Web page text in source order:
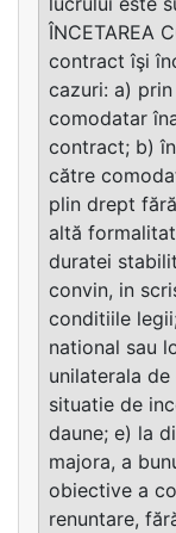
ÎNCETAREA
contract îşi
cazuri: a)
comodatar
contract; b)
către
plin drept
altă
duratei
convin, in
conditiile
national sau
unilaterala
situatie de
daune; e) la
majora, a
obiective a
renuntare,